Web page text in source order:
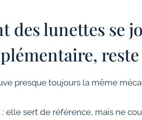
des lunettes se
presque toujours la même
: elle sert de référence, mais ne